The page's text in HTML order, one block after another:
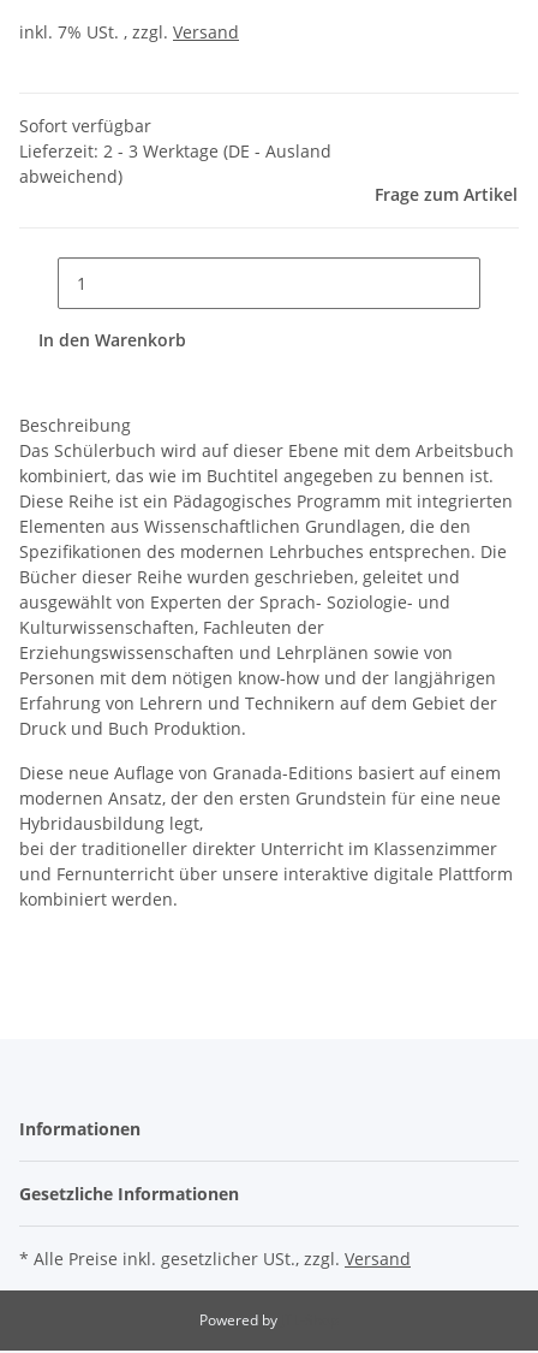
inkl. 7% USt. , zzgl. Versand
Sofort verfügbar
Lieferzeit: 2 - 3 Werktage (DE - Ausland
abweichend)
Frage zum Artikel
In den Warenkorb
Beschreibung
Das Schülerbuch wird auf dieser Ebene mit dem Arbeitsbuch
kombiniert, das wie im Buchtitel angegeben zu bennen ist.
Diese Reihe ist ein Pädagogisches Programm mit integrierten
Elementen aus Wissenschaftlichen Grundlagen, die den
Spezifikationen des modernen Lehrbuches entsprechen. Die
Bücher dieser Reihe wurden geschrieben, geleitet und
ausgewählt von Experten der Sprach- Soziologie- und
Kulturwissenschaften, Fachleuten der
Erziehungswissenschaften und Lehrplänen sowie von
Personen mit dem nötigen know-how und der langjährigen
Erfahrung von Lehrern und Technikern auf dem Gebiet der
Druck und Buch Produktion.
Diese neue Auflage von Granada-Editions basiert auf einem
modernen Ansatz, der den ersten Grundstein für eine neue
Hybridausbildung legt,
bei der traditioneller direkter Unterricht im Klassenzimmer
und Fernunterricht über unsere interaktive digitale Plattform
kombiniert werden.
Informationen
Gesetzliche Informationen
* Alle Preise inkl. gesetzlicher USt., zzgl. Versand
Powered by